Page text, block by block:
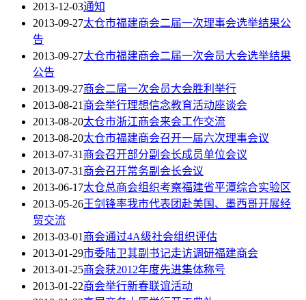
2013-12-03通知
2013-09-27太仓市福建商会二届一次理事会选举结果公
告
2013-09-27太仓市福建商会二届一次会员大会选举结果
公告
2013-09-27商会二届一次会员大会胜利举行
2013-08-21商会举行理想信念教育活动座谈会
2013-08-20太仓市浙江商会来会工作交流
2013-08-20太仓市福建商会召开一届六次理事会议
2013-07-31商会召开部分副会长成员单位会议
2013-07-31商会召开常务副会长会议
2013-06-17太仓总商会组织考察福建省平潭综合实验区
2013-05-26王剑锋率我市代表团赴美国、墨西哥开展经
贸交流
2013-03-01商会通过4A级社会组织评估
2013-01-29市委陆卫其副书记走访调研福建商会
2013-01-25商会获2012年度先进集体称号
2013-01-22商会举行新春联谊活动